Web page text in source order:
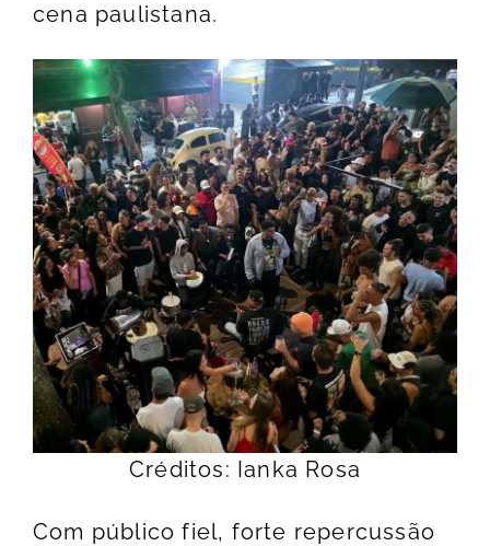
cena paulistana.
Créditos: Ianka Rosa
Com público fiel, forte repercussão